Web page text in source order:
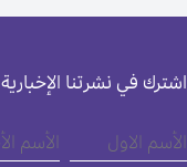
اشترك في نشرتنا الإخبارية